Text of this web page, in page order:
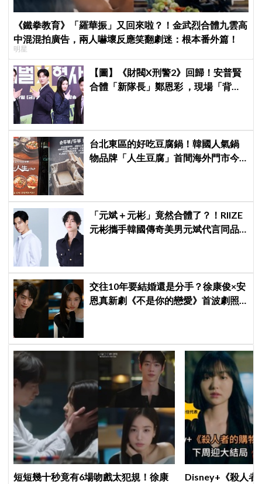
《鐵拳教育》「羅華振」又回來啦？！金武烈合體九雲高
中混混拍廣告，兩人嚇壞反應笑翻劇迷：根本番外篇！
明星
【圖】《財閥X刑警2》回歸！安普賢
合體「新隊長」鄭恩彩 ，現場「背靠
台北東區的好吃豆腐鍋！韓國人氣鍋
物品牌「人生豆腐」首間海外門市今
「元斌＋元彬」竟然合體了？！RIIZE
元彬攜手韓國傳奇美男元斌代言同品
交往10年要結婚還是分手？徐康俊×安
恩真新劇《不是你的戀愛》首波劇照
短短幾十秒竟有6場吻戲太犯規！徐康
Disney+《殺人者